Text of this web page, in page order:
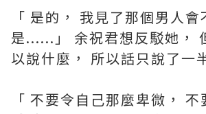
「 是的， 我見了那個男人
是......」 余祝君想反駁她，
以說什麼， 所以話只說了一
「 不要令自己那麼卑微，